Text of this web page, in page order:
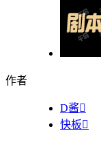
作者
D酱
快板